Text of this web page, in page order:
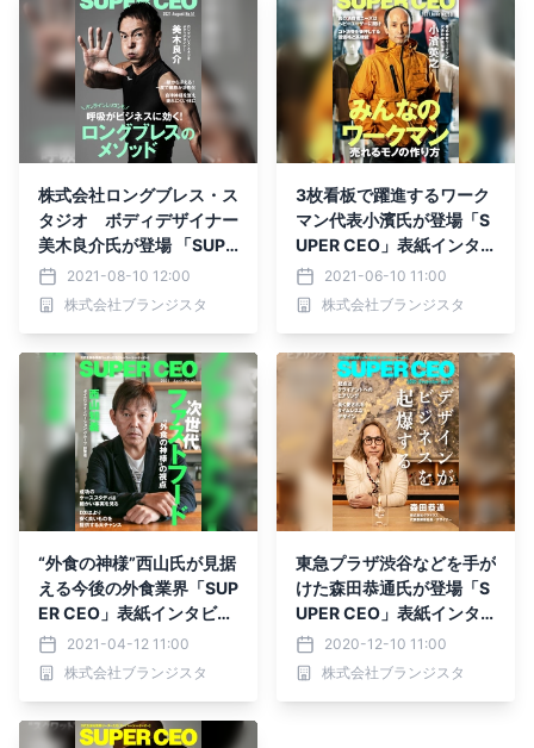
株式会社ロングブレス・ス
タジオ ボディデザイナー
美木良介氏が登場 「SUPE
R CEO」表紙インタビュ
ーNo.51公開
2021-08-10 12:00
株式会社ブランジスタ
3枚看板で躍進するワーク
マン代表小濱氏が登場「S
UPER CEO」表紙インタ
ビューNo.50公開
2021-06-10 11:00
株式会社ブランジスタ
“外食の神様”西山氏が見据
える今後の外食業界「SUP
ER CEO」表紙インタビュ
ーNo.49公開
2021-04-12 11:00
株式会社ブランジスタ
東急プラザ渋谷などを手が
けた森田恭通氏が登場「S
UPER CEO」表紙インタ
ビューNo.47公開
2020-12-10 11:00
株式会社ブランジスタ